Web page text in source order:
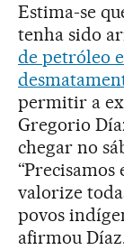
Estima-se
tenha sido
de petróleo
permitir a
Gregorio
chegar no
valorize
povos
afirmou